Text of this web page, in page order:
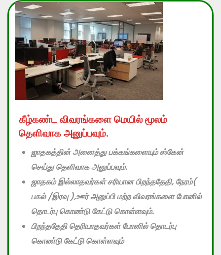
கீழ்கண்ட விவரங்களை மெயில் மூலம்
தெளிவாக அனுப்பவும்.
ஜாதகத்தின் அனைத்து பக்கங்களையும் ஸ்கேன்
செய்து தெளிவாக அனுப்பவும்.
ஜாதகம் இல்லாதவர்கள் சரியான பிறந்ததேதி, நேரம்(
பகல் /இரவு ),ஊர் அனுப்பி மற்ற விவரங்களை போனில்
தொடர்பு கொண்டு கேட்டு கொள்ளவும்.
பிறந்ததேதி தெரியாதவர்கள் போனில் தொடர்பு
கொண்டு கேட்டு கொள்ளவும்